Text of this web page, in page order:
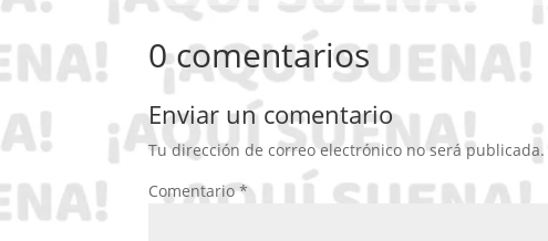
0 comentarios
Enviar un comentario
Tu dirección de correo electrónico no será publicada.
Comentario*